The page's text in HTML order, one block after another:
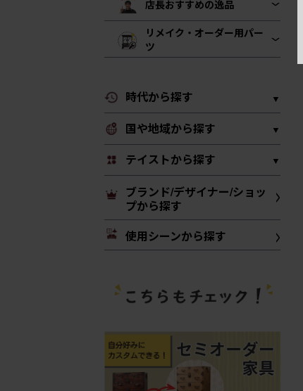
店長おすすめの逸品
リメイク・オーダー用パー
ツ
時代から探す
国や地域から探す
テイストから探す
ブランド/デザイナー/ショッ
プから探す
使用シーンから探す